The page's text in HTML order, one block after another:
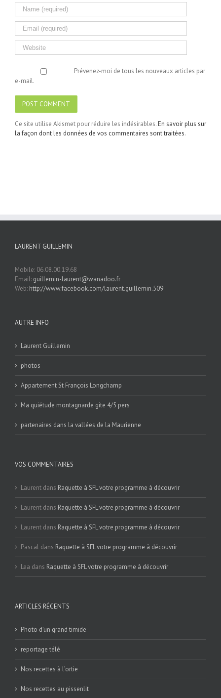
Prévenez-moi de tous les nouveaux articles par
e-mail.
Ce site utilise Akismet pour réduire les indésirables.En savoir plus sur
la façon dont les données de vos commentaires sont traitées.
LAURENT GUILLEMIN
Mobile: 06.08.00.19.68
Email: guillemin-laurent@wanadoo.fr
Web: http://www.facebook.com/laurent.guillemin.509
AUTRE INFO
Laurent Guillemin
photos
Appartement St François Longchamp
Ma quiétude montagnarde gite 4/5 pers
partenaires dans la vallées de la Maurienne
VOS COMMENTAIRES
Laurent dans Raquette à SFL votre programme à découvrir
Laurent dans Raquette à SFL votre programme à découvrir
Laurent dans Raquette à SFL votre programme à découvrir
Pascal dans Raquette à SFL votre programme à découvrir
Lea dans Raquette à SFL votre programme à découvrir
ARTICLES RÉCENTS
Photo d’un grand timide
reportage télé
Nos recettes à l’ortie
Nos recettes au pissenlit